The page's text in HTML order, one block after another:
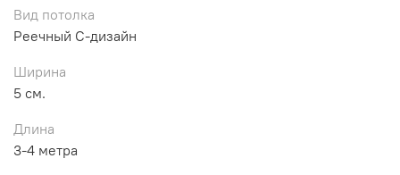
Вид потолка
Реечный С-дизайн
Ширина
5 см.
Длина
3-4 метра